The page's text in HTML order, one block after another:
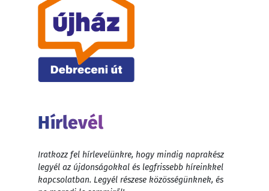
Hírlevél
Iratkozz fel hírlevelünkre, hogy mindig naprakész
legyél az újdonságokkal és legfrissebb híreinkkel
kapcsolatban. Legyél részese közösségünknek, és